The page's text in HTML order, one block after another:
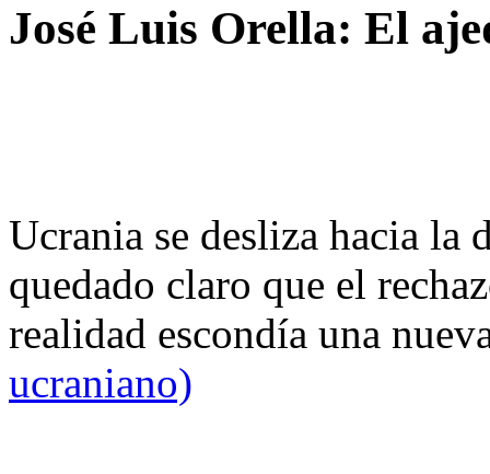
José Luis Orella: El
Ucrania se desliza hacia
quedado claro que el
realidad escondía una
ucraniano)